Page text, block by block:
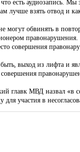
лучше взять отвод и
могут обвинять в
совершения
выход из лифта и
главк МВД назвал «в
участия в